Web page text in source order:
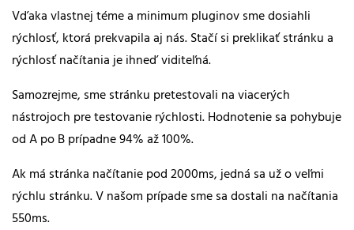
Vďaka vlastnej téme a minimum pluginov sme dosiahli
rýchlosť, ktorá prekvapila aj nás. Stačí si preklikať stránku a
rýchlosť načítania je ihneď viditeľná.
Samozrejme, sme stránku pretestovali na viacerých
nástrojoch pre testovanie rýchlosti. Hodnotenie sa pohybuje
od A po B prípadne 94% až 100%.
Ak má stránka načítanie pod 2000ms, jedná sa už o veľmi
rýchlu stránku. V našom prípade sme sa dostali na načítania
550ms.